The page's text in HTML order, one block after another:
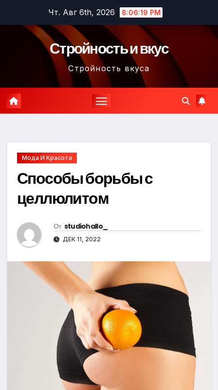
содержимому
Чт. Авг 6th, 2026 8:06:21 PM
Стройность и вкус
Стройность вкуса
Мода И Красота
Способы борьбы с
целлюлитом
От studiohallo_
ДЕК 11, 2022